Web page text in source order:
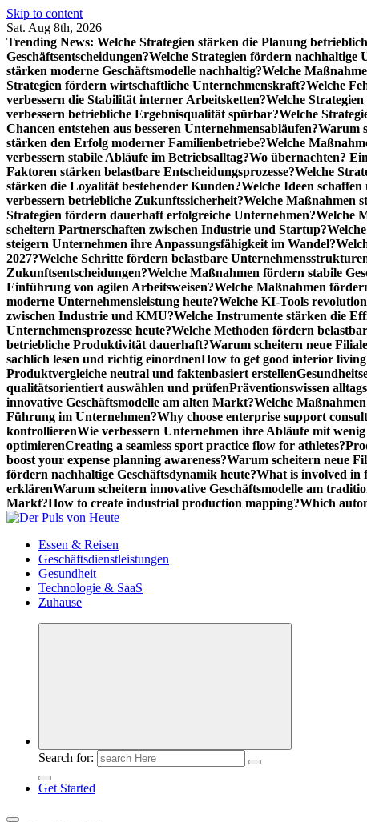
Skip to content
Sat. Aug 8th, 2026
Trending News: Welche Strategien stärken die Planung
Geschäftsentscheidungen?Welche Strategien fördern nachhaltige
stärken moderne Geschäftsmodelle nachhaltig?Welche
Strategien fördern wirtschaftliche Unternehmenskraft?Welche
verbessern die Stabilität interner Arbeitsketten?Welche
verbessern betriebliche Ergebnisqualität spürbar?Welche
Chancen entstehen aus besseren Unternehmensabläufen?Warum
stärken den Erfolg moderner Familienbetriebe?Welche
verbessern stabile Abläufe im Betriebsalltag?Wo übernachten?
Faktoren stärken belastbare Entscheidungsprozesse?Welche
stärken die Loyalität bestehender Kunden?Welche Ideen
verbessern betriebliche Zukunftssicherheit?Welche Maßnahmen
Strategien fördern dauerhaft erfolgreiche Unternehmen?Welche
scheitern Partnerschaften zwischen Industrie und Startup?
steigern Unternehmen ihre Anpassungsfähigkeit im Wandel?
2027?Welche Schritte fördern belastbare
Zukunftsentscheidungen?Welche Maßnahmen fördern stabile
Einführung von agilen Arbeitsweisen?Welche Maßnahmen
moderne Unternehmensleistung heute?Welche KI-Tools
zwischen Industrie und KMU?Welche Instrumente stärken die
Unternehmensprozesse heute?Welche Methoden fördern
betriebliche Produktivität dauerhaft?Warum scheitern neue
sachlich lesen und richtig einordnenHow to get good interior
Produktvergleiche neutral und faktenbasiert erstellen
qualitätsorientiert auswählen und prüfenPräventionswissen
innovative Geschäftsmodelle am alten Markt?Welche
Führung im Unternehmen?Why choose enterprise support
kontrollierenWie verbessern Unternehmen ihre Abläufe mit
optimierenCreating a seamless sport practice flow for athletes?
boost your expense planning awareness?Warum scheitern neue
fördern nachhaltige Geschäftsdynamik heute?What is involved in
erklärenWarum scheitern innovative Geschäftsmodelle am
Markt?How to create industrial production mapping?Which
Meldungen die Resonanz finden
Essen & Reisen
Geschäftsdienstleistungen
Gesundheit
Technologie & SaaS
Zuhause
Search for:
Get Started